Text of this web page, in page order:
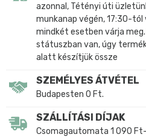
azonnal, Tétényi úti
munkanap végén, 17:30-
mindkét esetben várja
státuszban van, úgy
alatt készítjük össze
SZEMÉLYES ÁTVÉTEL
Budapesten 0 Ft.
SZÁLLÍTÁSI DÍJAK
Csomagautomata 1 090